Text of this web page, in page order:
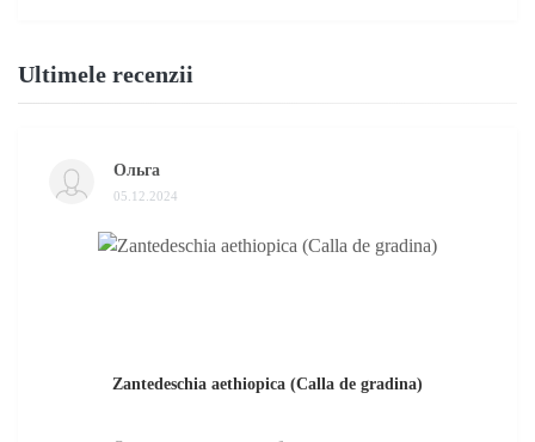
Ultimele recenzii
Ольга
05.12.2024
Zantedeschia aethiopica (Calla de gradina)